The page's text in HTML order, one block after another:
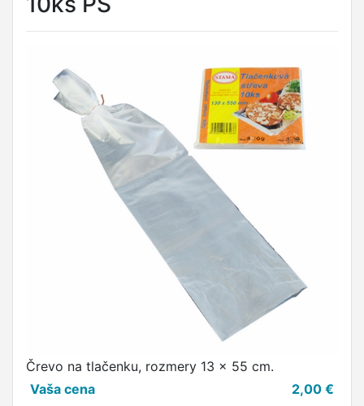
Črevo na tlačenku, rozmery 13 x 55 cm.
Vaša cena
2,00 €